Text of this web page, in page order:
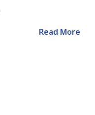
Read More